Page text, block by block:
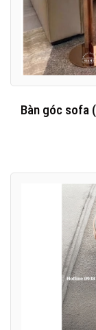
Bàn góc sofa